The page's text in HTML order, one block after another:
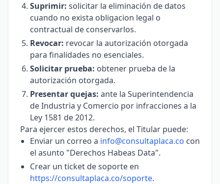
Suprimir: solicitar la eliminación de datos
cuando no exista obligacion legal o
contractual de conservarlos.
Revocar: revocar la autorización otorgada
para finalidades no esenciales.
Solicitar prueba: obtener prueba de la
autorización otorgada.
Presentar quejas: ante la Superintendencia
de Industria y Comercio por infracciones a la
Ley 1581 de 2012.
Para ejercer estos derechos, el Titular puede:
Enviar un correo a info@consultaplaca.co con
el asunto "Derechos Habeas Data".
Crear un ticket de soporte en
https://consultaplaca.co/soporte.